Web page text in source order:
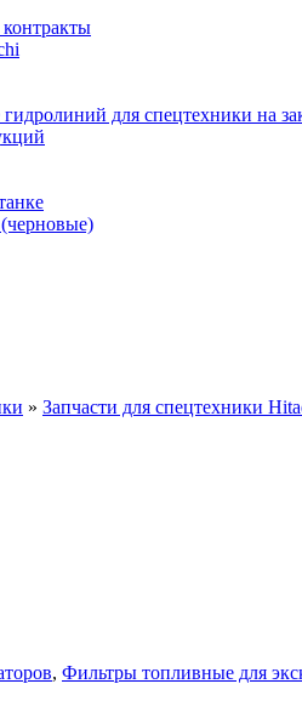
для спецтехники на
» Запчасти для спецтехники
, Фильтры топливные для